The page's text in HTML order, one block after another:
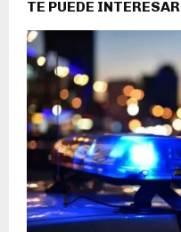
TE PUEDE INTERESAR